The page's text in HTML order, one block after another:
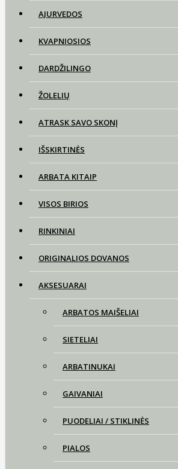
AJURVEDOS
KVAPNIOSIOS
DARDŽILINGO
ŽOLELIŲ
ATRASK SAVO SKONĮ
IŠSKIRTINĖS
ARBATA KITAIP
VISOS BIRIOS
RINKINIAI
ORIGINALIOS DOVANOS
AKSESUARAI
ARBATOS MAIŠELIAI
SIETELIAI
ARBATINUKAI
GAIVANIAI
PUODELIAI / STIKLINĖS
PIALOS